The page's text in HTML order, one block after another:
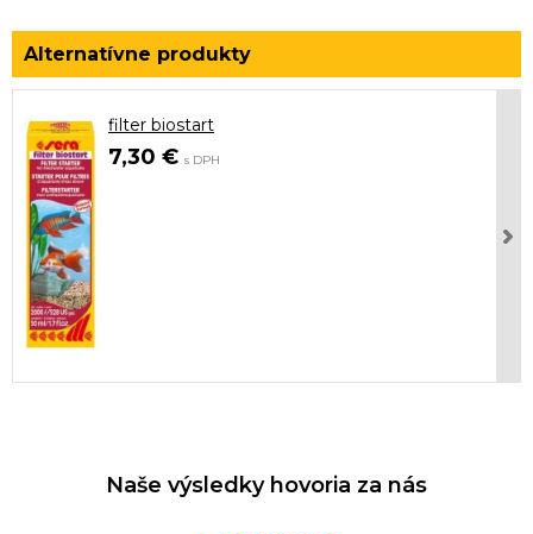
filter biostart
7,30 € s DPH
Naše výsledky hovoria za nás